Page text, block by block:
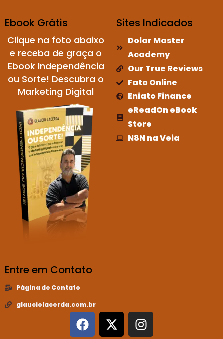
Ebook Grátis
Clique na foto abaixo
e receba de graça o
Ebook Independência
ou Sorte! Descubra o
Marketing Digital
Sites Indicados
Dolar Master
Academy
Our True Reviews
Fato Online
Eniato Finance
eReadOn eBook
Store
N8N na Veia
Entre em Contato
Página de Contato
glauciolacerda.com.br